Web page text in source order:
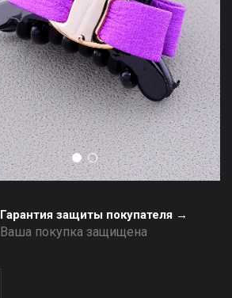
Гарантия защиты покупателя →
Ваша покупка защищена